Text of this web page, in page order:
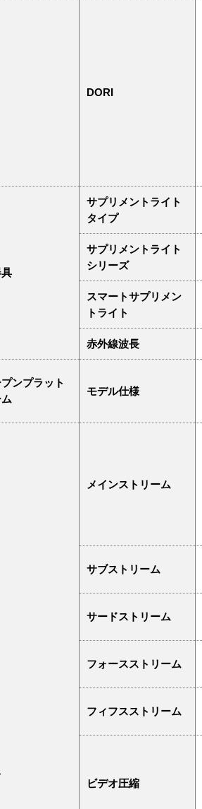
DORI
サプリメントライト
タイプ
サプリメントライト
シリーズ
スマートサプリメン
トライト
赤外線波長
ンプラット
モデル仕様
メインストリーム
サブストリーム
サードストリーム
フォースストリーム
フィフスストリーム
ビデオ圧縮